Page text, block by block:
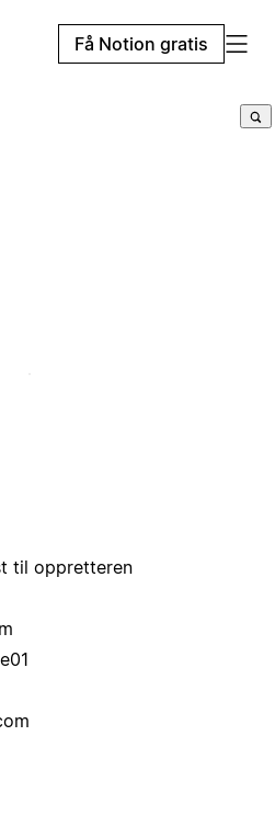
Få Notion gratis
til oppretteren